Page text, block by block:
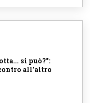
si può?":
all'altro